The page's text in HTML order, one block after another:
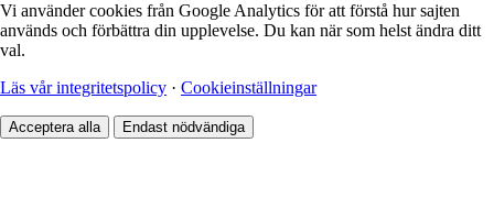
Vi använder cookies från Google Analytics för att förstå hur sajten
används och förbättra din upplevelse. Du kan när som helst ändra ditt
val.
Läs vår integritetspolicy · Cookieinställningar
Acceptera alla Endast nödvändiga